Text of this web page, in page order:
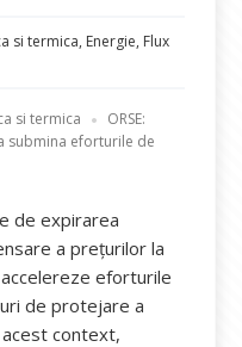
si termica, Energie, Flux
si termica
ORSE:
submina eforturile de
de expirarea
a prețurilor la
eforturile
de protejare a
context,